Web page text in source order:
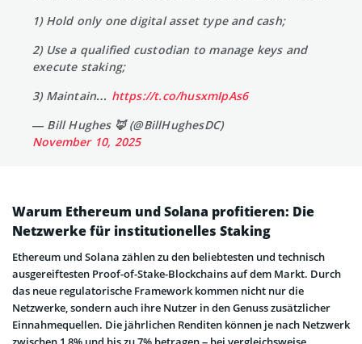
1) Hold only one digital asset type and cash;
2) Use a qualified custodian to manage keys and
execute staking;
3) Maintain… https://t.co/husxmIpAs6
— Bill Hughes 🦊 (@BillHughesDC)
November 10, 2025
Warum Ethereum und Solana profitieren: Die
Netzwerke für institutionelles Staking
Ethereum und Solana zählen zu den beliebtesten und technisch
ausgereiftesten Proof-of-Stake-Blockchains auf dem Markt. Durch
das neue regulatorische Framework kommen nicht nur die
Netzwerke, sondern auch ihre Nutzer in den Genuss zusätzlicher
Einnahmequellen. Die jährlichen Renditen können je nach Netzwerk